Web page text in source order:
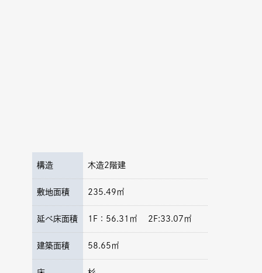
構造 木造2階建
敷地面積 235.49㎡
延べ床面積 1F：56.31㎡ 2F:33.07㎡
建築面積 58.65㎡